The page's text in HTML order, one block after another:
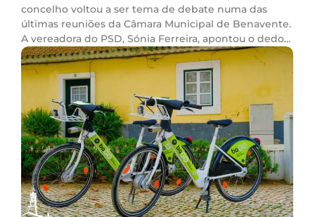
concelho voltou a ser tema de debate numa das
últimas reuniões da Câmara Municipal de Benavente.
A vereadora do PSD, Sónia Ferreira, apontou o dedo...